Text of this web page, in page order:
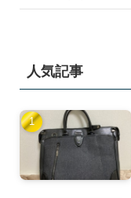
人気記事